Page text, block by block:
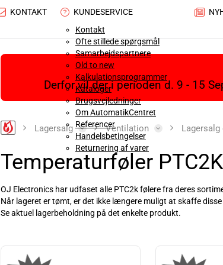
KONTAKT
KUNDESERVICE
Kontakt
Ofte stillede spørgsmål
Samarbejdspartnere
Old to new
Kalkulationsprogrammer
Kataloger
Brugsvejledninger
Om AutomatikCentret
Referencer
Handelsbetingelser
Returnering af varer
Derfor vil der i perioden d. 9 - 15
Lagersalg Ventilation Lagersalg
Temperaturføler PTC2K
OJ Electronics har udfaset alle PTC2k følere fra deres
Når lageret er tømt, er det ikke længere muligt at skaffe disse
Se aktuel lagerbeholdning på det enkelte produkt.
Læs mere